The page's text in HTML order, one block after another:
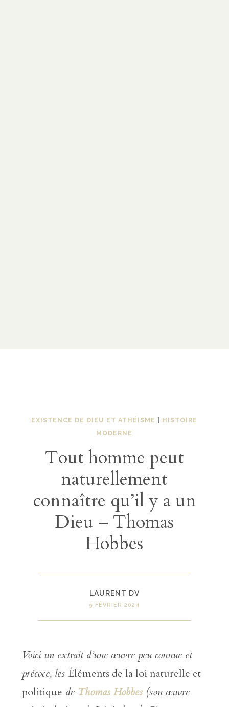
EXISTENCE DE DIEU ET ATHÉISME | HISTOIRE
MODERNE
Tout homme peut
naturellement
connaître qu’il y a un
Dieu – Thomas
Hobbes
LAURENT DV
9 FÉVRIER 2024
Voici un extrait d’une œuvre peu connue et
précoce, les Éléments de la loi naturelle et
politique de Thomas Hobbes(son œuvre